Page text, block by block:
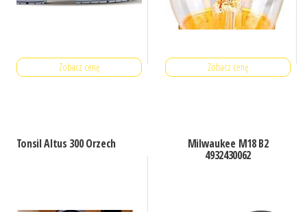
Zobacz cenę Zobacz cenę
Tonsil Altus 300 Orzech Milwaukee M18 B2
4932430062